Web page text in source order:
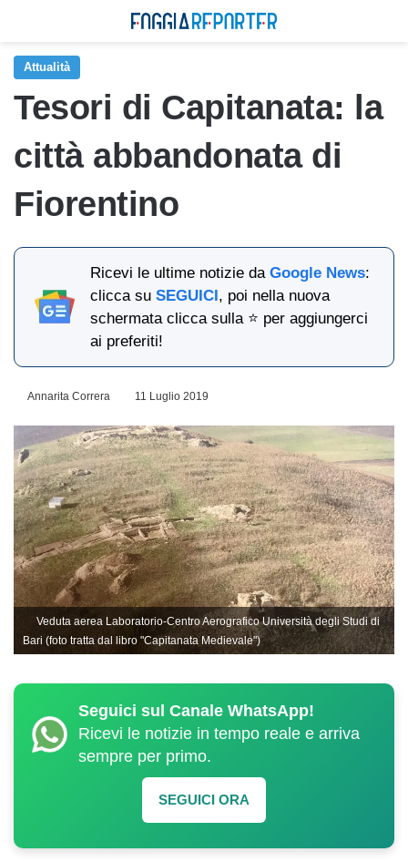
Attualità
Tesori di Capitanata: la
città abbandonata di
Fiorentino
Ricevi le ultime notizie daGoogle News:
clicca suSEGUICI, poi nella nuova
schermata clicca sulla ⭐ per aggiungerci
ai preferiti!
Annarita Correra 11 Luglio 2019
Veduta aerea Laboratorio-Centro Aerografico Università degli Studi di
Bari (foto tratta dal libro "Capitanata Medievale")
Seguici sul Canale WhatsApp!
Ricevi le notizie in tempo reale e arriva
sempre per primo.
SEGUICI ORA